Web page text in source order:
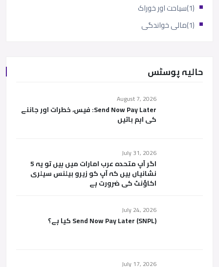
سیاحت اور خوراک (1)
مالی خواندگی (1)
حالیہ پوسٹس
August 7, 2026
Send Now Pay Later: فیس، خطرات اور جاننے
کی اہم باتیں
July 31, 2026
اگر آپ متحدہ عرب امارات میں ہیں تو یہ 5
نشانیاں ہیں کہ آپ کو زیرو بیلنس سیلری
اکاؤنٹ کی ضرورت ہے
July 24, 2026
Send Now Pay Later (SNPL) کیا ہے؟
July 17, 2026